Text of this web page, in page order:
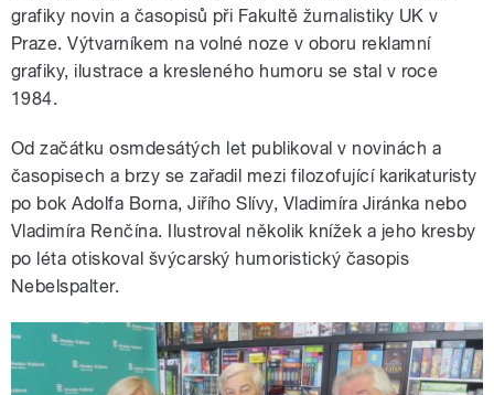
grafiky novin a časopisů při Fakultě žurnalistiky UK v
Praze. Výtvarníkem na volné noze v oboru reklamní
grafiky, ilustrace a kresleného humoru se stal v roce
1984.
Od začátku osmdesátých let publikoval v novinách a
časopisech a brzy se zařadil mezi filozofující karikaturisty
po bok Adolfa Borna, Jiřího Slívy, Vladimíra Jiránka nebo
Vladimíra Renčína. Ilustroval několik knížek a jeho kresby
po léta otiskoval švýcarský humoristický časopis
Nebelspalter.